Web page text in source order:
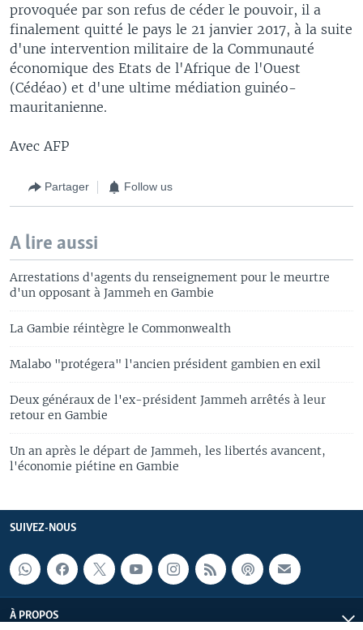
provoquée par son refus de céder le pouvoir, il a
finalement quitté le pays le 21 janvier 2017, à la suite
d'une intervention militaire de la Communauté
économique des Etats de l'Afrique de l'Ouest
(Cédéao) et d'une ultime médiation guinéo-
mauritanienne.
Avec AFP
Partager Follow us
A lire aussi
Arrestations d'agents du renseignement pour le meurtre
d'un opposant à Jammeh en Gambie
La Gambie réintègre le Commonwealth
Malabo "protégera" l'ancien président gambien en exil
Deux généraux de l'ex-président Jammeh arrêtés à leur
retour en Gambie
Un an après le départ de Jammeh, les libertés avancent,
l'économie piétine en Gambie
SUIVEZ-NOUS
À PROPOS